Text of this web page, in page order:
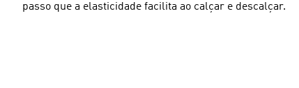
passo que a elasticidade facilita ao calçar e descalçar.